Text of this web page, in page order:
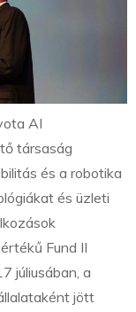
AI
társaság
és a robotika
és üzleti
Fund II
júliusában, a
jött